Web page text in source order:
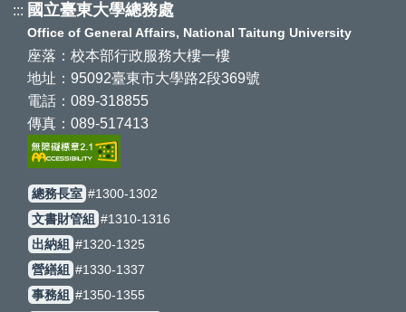
Office of General Affairs, National Taitung University
座落：校本部行政服務大樓一樓
地址：95092臺東市大學路2段369號
電話：089-318855
傳真：089-517413
文書財管組 #1310-1316
出納組 #1320-1325
營繕組 #1330-1337
事務組 #1350-1355
環境與職業安全衛生組